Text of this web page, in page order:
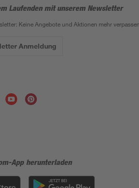
Laufenden mit unserem Newsletter
Keine Angebote und Aktionen mehr
Anmeldung
App herunterladen